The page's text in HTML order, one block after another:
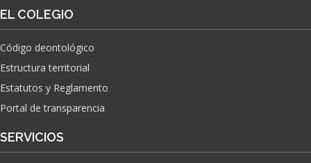
EL COLEGIO
Código deontológico
Estructura territorial
Estatutos y Reglamento
Portal de transparencia
SERVICIOS